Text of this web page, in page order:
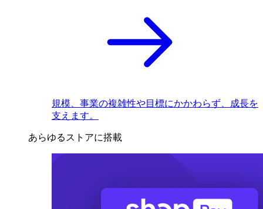
規模、事業の複雑性や目標にかかわらず、成長を
支えます。
あらゆるストアに搭載